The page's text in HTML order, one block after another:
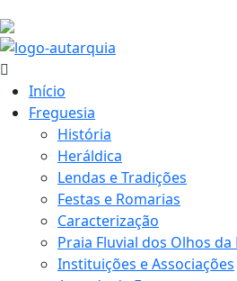
Início
Freguesia
História
Heráldica
Lendas e Tradições
Festas e Romarias
Caracterização
Praia Fluvial dos Olhos da
Instituições e Associações